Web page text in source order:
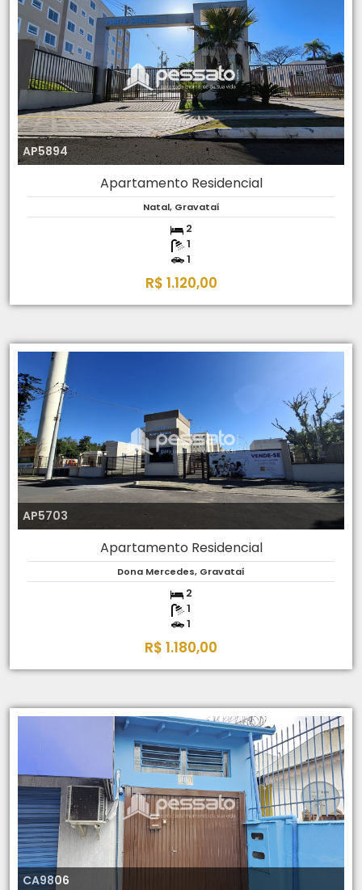
AP5894
Apartamento Residencial
Natal, Gravataí
2
1
1
R$ 1.120,00
AP5703
Apartamento Residencial
Dona Mercedes, Gravataí
2
1
1
R$ 1.180,00
CA9806